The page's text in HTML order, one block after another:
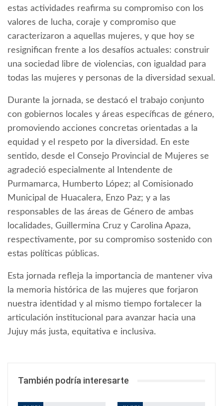
estas actividades reafirma su compromiso con los
valores de lucha, coraje y compromiso que
caracterizaron a aquellas mujeres, y que hoy se
resignifican frente a los desafíos actuales: construir
una sociedad libre de violencias, con igualdad para
todas las mujeres y personas de la diversidad sexual.
Durante la jornada, se destacó el trabajo conjunto
con gobiernos locales y áreas específicas de género,
promoviendo acciones concretas orientadas a la
equidad y el respeto por la diversidad. En este
sentido, desde el Consejo Provincial de Mujeres se
agradeció especialmente al Intendente de
Purmamarca, Humberto López; al Comisionado
Municipal de Huacalera, Enzo Paz; y a las
responsables de las áreas de Género de ambas
localidades, Guillermina Cruz y Carolina Apaza,
respectivamente, por su compromiso sostenido con
estas políticas públicas.
Esta jornada refleja la importancia de mantener viva
la memoria histórica de las mujeres que forjaron
nuestra identidad y al mismo tiempo fortalecer la
articulación institucional para avanzar hacia una
Jujuy más justa, equitativa e inclusiva.
También podría interesarte